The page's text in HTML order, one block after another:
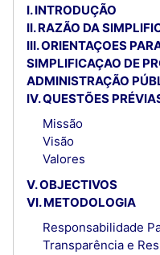
I. INTRODUÇÃO
II. RAZÃO DA
III. ORIENTAÇOES
SIMPLIFICAÇAO DE
ADMINISTRAÇÃO
IV. QUESTÕES
Missão
Visão
Valores
V. OBJECTIVOS
VI. METODOLOGIA
Responsabilidade
Transparência e